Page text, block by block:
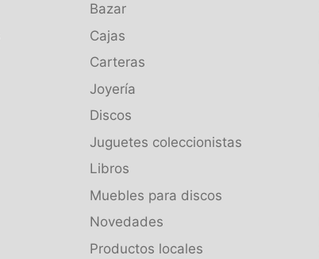
Bazar
Cajas
Carteras
Joyería
Discos
Juguetes coleccionistas
Libros
Muebles para discos
Novedades
Productos locales